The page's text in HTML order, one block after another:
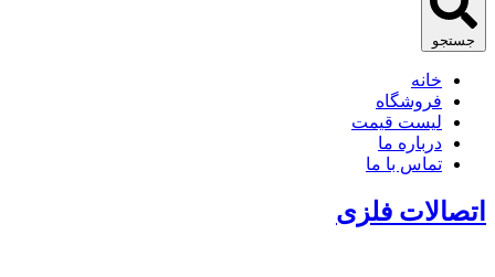
جستجو
خانه
فروشگاه
لیست قیمت
درباره ما
تماس با ما
اتصالات فلزی